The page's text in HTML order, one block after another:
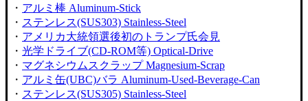
・ アルミ棒 Aluminum-Stick
・ ステンレス(SUS303) Stainless-Steel
・ アメリカ大統領選後初のトランプ氏会見
・ 光学ドライブ(CD-ROM等) Optical-Drive
・ マグネシウムスクラップ Magnesium-Scrap
・ アルミ缶(UBC)バラ Aluminum-Used-Beverage-Can
・ ステンレス(SUS305) Stainless-Steel